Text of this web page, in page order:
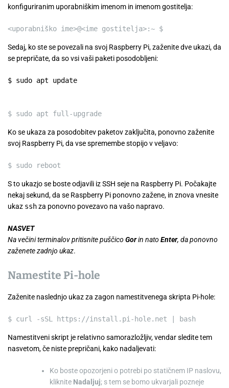
konfiguriranim uporabniškim imenom in imenom gostitelja:
<uporabniško ime>@<ime gostitelja>:~ $
Sedaj, ko ste se povezali na svoj Raspberry Pi, zaženite dve ukazi, da
se prepričate, da so vsi vaši paketi posodobljeni:
$ sudo apt update
$ sudo apt full-upgrade
Ko se ukaza za posodobitev paketov zaključita, ponovno zaženite
svoj Raspberry Pi, da vse spremembe stopijo v veljavo:
$ sudo reboot
S to ukazjo se boste odjavili iz SSH seje na Raspberry Pi. Počakajte
nekaj sekund, da se Raspberry Pi ponovno zažene, in znova vnesite
ukaz sshza ponovno povezavo na vašo napravo.
NASVET
Na večini terminalov pritisnite puščico Gorin nato Enter, da ponovno
zaženete zadnjo ukaz.
Namestite Pi-hole
Zaženite naslednjo ukaz za zagon namestitvenega skripta Pi-hole:
$ curl -sSL https://install.pi-hole.net bash
Namestitveni skript je relativno samorazložljiv, vendar sledite tem
nasvetom, če niste prepričani, kako nadaljevati:
Ko boste opozorjeni o potrebi po statičnem IP naslovu,
kliknite Nadaljuj; s tem se bomo ukvarjali pozneje